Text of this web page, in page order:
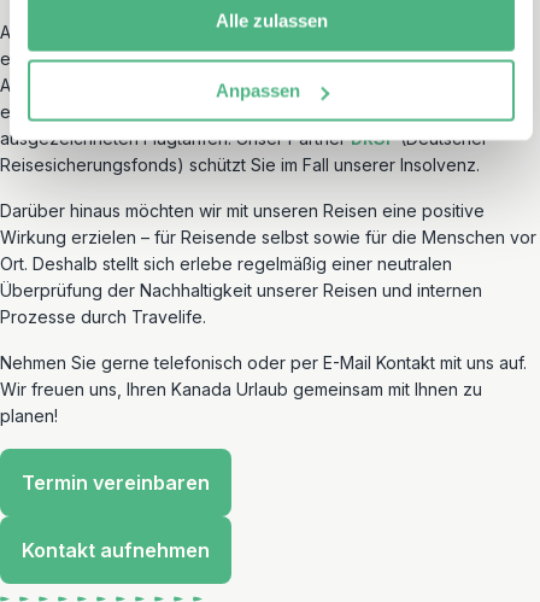
Alle zulassen
Anpassen
Als Mitglied des Deutschen Reiseverbandes (
erlebe für wichtige Themen wie Nachhaltigkeit, Kinderschutz und
Ausbildung. Dank der Partnerschaft mit
AER
europäische Reiseunternehmen) profitieren Sie u.a. von
ausgezeichneten Flugtarifen. Unser PartnerDRSF(Deutscher
Reisesicherungsfonds) schützt Sie im Fall unserer Insolvenz.
Darüber hinaus möchten wir mit unseren Reisen eine positive
Wirkung erzielen – für Reisende selbst sowie für die Menschen vor
Ort. Deshalb stellt sich erlebe regelmäßig einer neutralen
Überprüfung der Nachhaltigkeit unserer Reisen und internen
Prozesse durch Travelife.
Nehmen Sie gerne telefonisch oder per E-Mail Kontakt mit uns auf.
Wir freuen uns, Ihren Kanada Urlaub gemeinsam mit Ihnen zu
planen!
Termin vereinbaren
Kontakt aufnehmen